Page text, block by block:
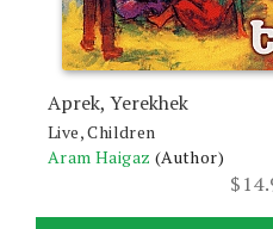
Aprek, Yerekhek
Live, Children
Aram Haigaz (Author)
$